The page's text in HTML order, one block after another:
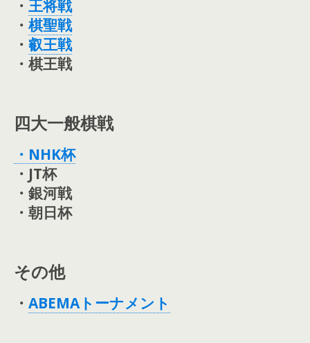
・ 王将戦
・ 棋聖戦
・ 叡王戦
・棋王戦
四大一般棋戦
・NHK杯
・JT杯
・銀河戦
・朝日杯
その他
・ ABEMAトーナメント